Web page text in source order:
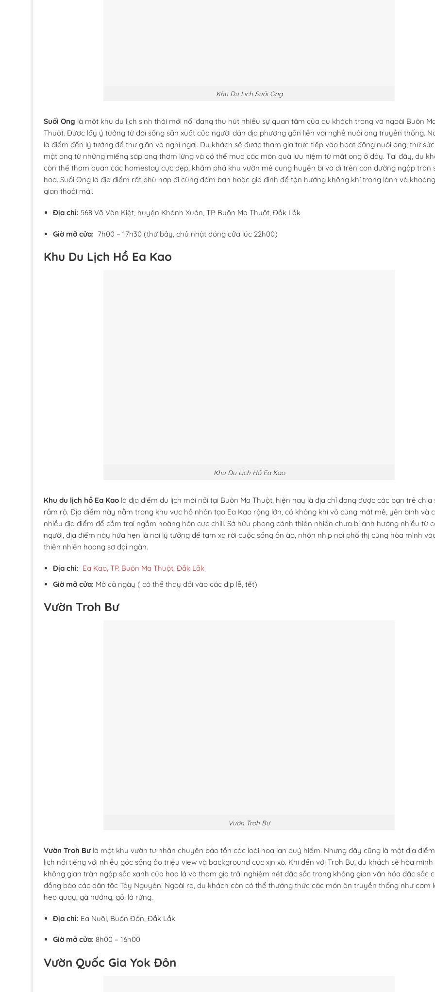
Khu Du Lịch Suối Ong
Suối Ong là một khu du lịch sinh thái mới nổi đang thu hút nhiều sự quan tâm của du khách trong và ngoài Buôn
Thuột. Được lấy ý tưởng từ đời sống sản xuất của người dân địa phương gắn liền với nghề nuôi ong truyền thống.
là điểm đến lý tưởng để thư giãn và nghỉ ngơi. Du khách sẽ được tham gia trực tiếp vào hoạt động nuôi ong, thử
mật ong từ những miếng sáp ong thơm lừng và có thể mua các món quà lưu niệm từ mật ong ở đây. Tại đây, du
còn thể tham quan các homestay cực đẹp, khám phá khu vườn mê cung huyền bí và đi trên con đường ngập tràn
hoa. Suối Ong là địa điểm rất phù hợp đi cùng đám bạn hoặc gia đình để tận hưởng không khí trong lành và
gian thoải mái.
Địa chỉ: 568 Võ Văn Kiệt, huyện Khánh Xuân, TP. Buôn Ma Thuột, Đắk Lắk
Giờ mở cửa: 7h00 – 17h30 (thứ bảy, chủ nhật đóng cửa lúc 22h00)
Khu Du Lịch Hồ Ea Kao
Khu Du Lịch Hồ Ea Kao
Khu du lịch hồ Ea Kao là địa điểm du lịch mới nổi tại Buôn Ma Thuột, hiện nay là địa chỉ đang được các bạn trẻ chia
rầm rộ. Địa điểm này nằm trong khu vực hồ nhân tạo Ea Kao rộng lớn, có không khí vô cùng mát mẻ, yên bình và
nhiều địa điểm để cắm trại ngắm hoàng hôn cực chill. Sở hữu phong cảnh thiên nhiên chưa bị ảnh hưởng nhiều từ
người, địa điểm này hứa hẹn là nơi lý tưởng để tạm xa rời cuộc sống ồn ào, nhộn nhịp nơi phố thị cùng hòa mình
thiên nhiên hoang sơ đại ngàn.
Địa chỉ: Ea Kao, TP. Buôn Ma Thuột, Đắk Lắk
Giờ mở cửa: Mở cả ngày ( có thể thay đổi vào các dịp lễ, tết)
Vườn Troh Bư
Vườn Troh Bư
Vườn Troh Bư là một khu vườn tư nhân chuyên bảo tồn các loài hoa lan quý hiếm. Nhưng đây cũng là một địa
lịch nổi tiếng với nhiều góc sống ảo triệu view và background cực xịn xò. Khi đến với Troh Bư, du khách sẽ hòa mình
không gian tràn ngập sắc xanh của hoa lá và tham gia trải nghiệm nét đặc sắc trong không gian văn hóa đặc sắc
đồng bào các dân tộc Tây Nguyên. Ngoài ra, du khách còn có thể thưởng thức các món ăn truyền thống như cơm
heo quay, gà nướng, gỏi lá rừng.
Địa chỉ: Ea Nuôl, Buôn Đôn, Đắk Lắk
Giờ mở cửa:8h00 – 16h00
Vườn Quốc Gia Yok Đôn